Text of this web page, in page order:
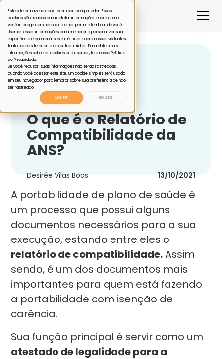
Este site armazena cookies em seu computador. Esses
cookies são usados para coletar informações sobre como
você interage com nosso site e nos permite lembrar de você.
Usamos essas informações para melhorar e personalizar sua
experiência e para análises e métricas sobre nossos visitantes,
tanto nesse site quanto em outras mídias. Para obter mais
informações sobre os cookies que usamos, leia nossa Política
de Privacidade.
Se você recusar, suas informações não serão rastreadas
quando você acessar este site. Um cookie simples será usado
em seu navegador para lembrar sobre sua preferência de não
ser rastreado.
Aceitar
Recusar
Voltar
Saúde suplementar
O que é o Relatório de
Compatibilidade da
ANS?
Desirée Vilas Boas 13/10/2021
A portabilidade de plano de saúde é
um processo que possui alguns
documentos necessários para a sua
execução, estando entre eles o
relatório de compatibilidade.Assim
sendo, é um dos documentos mais
importantes para quem está fazendo
a portabilidade com isenção de
carência.
Sua função principal é servir como um
atestado de legalidade para a